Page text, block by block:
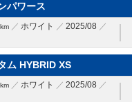
パワース
km ホワイト
2025/08
ム HYBRID XS
km ホワイト
2025/08